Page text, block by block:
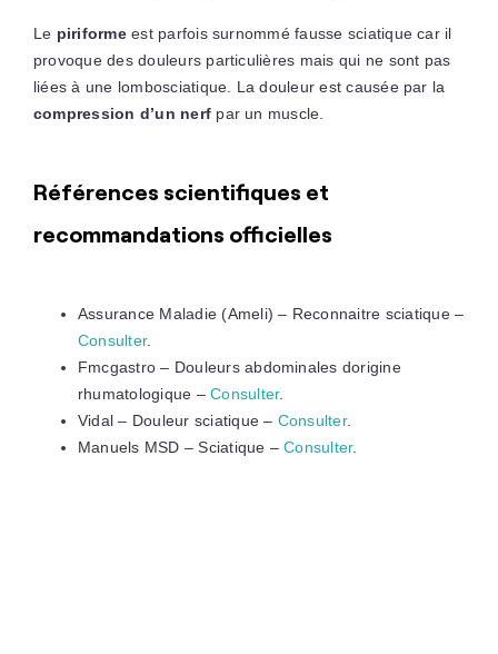
Le piriformeest parfois surnommé fausse sciatique car il
provoque des douleurs particulières mais qui ne sont pas
liées à une lombosciatique. La douleur est causée par la
compression d’un nerf par un muscle.
Références scientifiques et
recommandations officielles
Assurance Maladie (Ameli) – Reconnaitre sciatique –
Consulter.
Fmcgastro – Douleurs abdominales dorigine
rhumatologique –Consulter.
Vidal – Douleur sciatique – Consulter.
Manuels MSD – Sciatique –Consulter.